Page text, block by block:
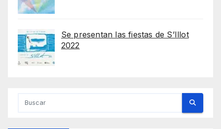
Se presentan las fiestas de S’Illot
2022